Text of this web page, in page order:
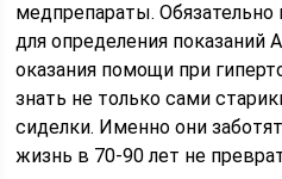
медпрепараты.
для определения показаний
оказания помощи при
знать не только сами
сиделки. Именно они
жизнь в 70-90 лет не